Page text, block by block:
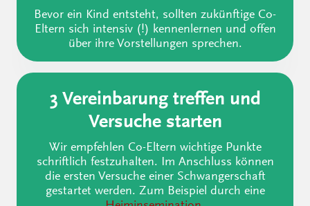
Bevor ein Kind entsteht, sollten zukünftige Co-
Eltern sich intensiv (!) kennenlernen und offen
über ihre Vorstellungen sprechen.
3 Vereinbarung treffen und
Versuche starten
Wir empfehlen Co-Eltern wichtige Punkte
schriftlich festzuhalten. Im Anschluss können
die ersten Versuche einer Schwangerschaft
gestartet werden. Zum Beispiel durch eine